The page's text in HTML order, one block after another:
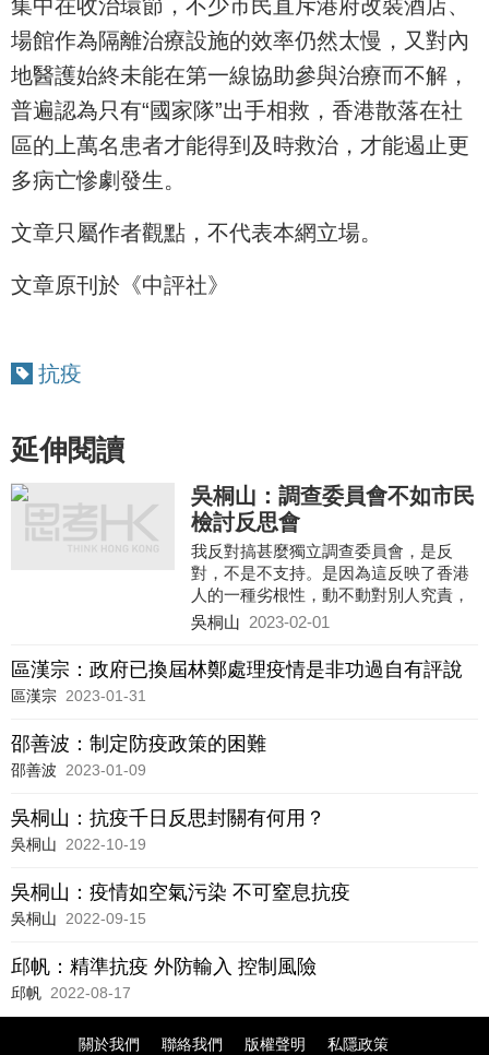
集中在收治環節，不少市民直斥港府改裝酒店、
場館作為隔離治療設施的效率仍然太慢，又對內
地醫護始終未能在第一線協助參與治療而不解，
普遍認為只有“國家隊”出手相救，香港散落在社
區的上萬名患者才能得到及時救治，才能遏止更
多病亡慘劇發生。
文章只屬作者觀點，不代表本網立場。
文章原刊於《中評社》
抗疫
延伸閱讀
吳桐山：調查委員會不如市民
檢討反思會
我反對搞甚麼獨立調查委員會，是反
對，不是不支持。是因為這反映了香港
人的一種劣根性，動不動對別人究責，
對別人喊打喊殺，在這種吶喊背後，其
的。
吳桐山 2023-02-01
區漢宗：政府已換屆林鄭處理疫情是非功過自有評說
區漢宗 2023-01-31
邵善波：制定防疫政策的困難
邵善波 2023-01-09
吳桐山：抗疫千日反思封關有何用？
吳桐山 2022-10-19
吳桐山：疫情如空氣污染 不可窒息抗疫
吳桐山 2022-09-15
邱帆：精準抗疫 外防輸入 控制風險
邱帆 2022-08-17
關於我們 聯絡我們 版權聲明 私隱政策